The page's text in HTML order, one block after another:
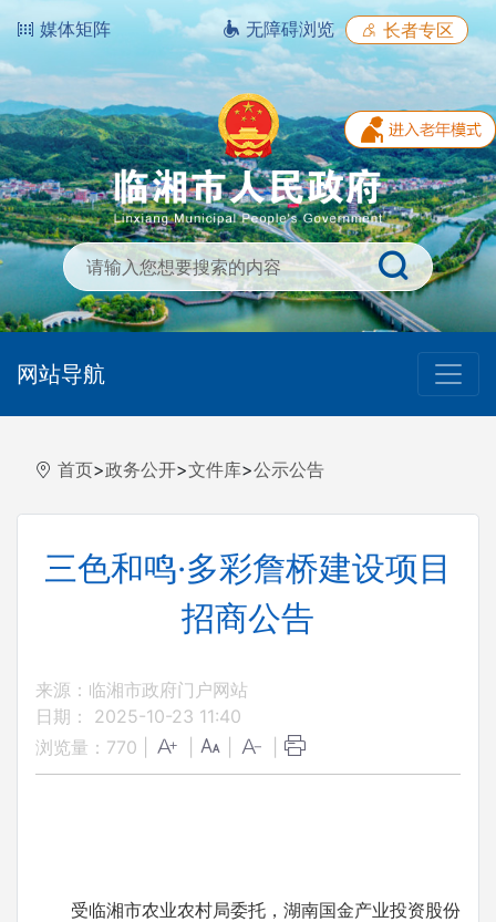
媒体矩阵 无障碍浏览 长者专区
网站导航
首页>政务公开>文件库>公示公告
三色和鸣·多彩詹桥建设项目
招商公告
来源：临湘市政府门户网站
日期： 2025-10-23 11:40
浏览量： 770
受临湘市农业农村局委托，湖南国金产业投资股份